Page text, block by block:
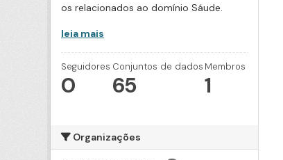
os relacionados ao domínio Sáude.
leia mais
Seguidores
0
Conjuntos de dados
65
Membros
1
Organizações